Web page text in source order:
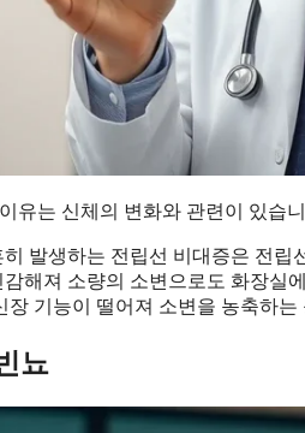
유는 신체의 변화와 관련이 있습
발생하는 전립선 비대증은 전
해져 소량의 소변으로도 화장실
장 기능이 떨어져 소변을 농축하는
뇨